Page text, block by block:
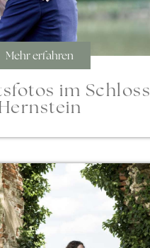
Mehr erfahren
im Schloss